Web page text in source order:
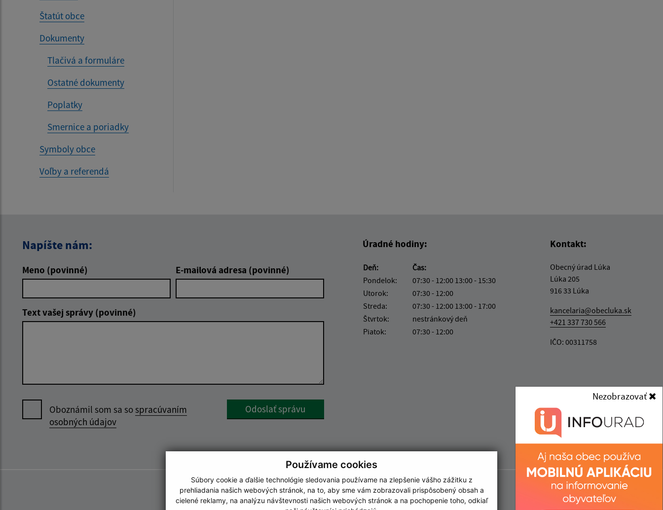
Používame cookies
Súbory cookie a ďalšie technológie sledovania používame na zlepšenie vášho zážitku z
prehliadania našich webových stránok, na to, aby sme vám zobrazovali prispôsobený obsah a
cielené reklamy, na analýzu návštevnosti našich webových stránok a na pochopenie toho, odkiaľ
Štatút obce
Dokumenty
Tlačivá a formuláre
Ostatné dokumenty
Poplatky
Smernice a poriadky
Symboly obce
Voľby a referendá
Napíšte nám:
Meno (povinné) E-mailová adresa (povinné)
Text vašej správy (povinné)
Oboznámil som sa sospracúvaním
osobných údajov
Odoslať správu
Úradné hodiny:
Deň:
Čas:
Pondelok:
07:30 - 12:00 13:00 - 15:30
Utorok:
07:30 - 12:00
Streda:
07:30 - 12:00 13:00 - 17:00
Štvrtok:
nestránkový deň
Piatok:
07:30 - 12:00
Kontakt:
Obecný úrad Lúka
Lúka 205
916 33 Lúka
kancelaria@obecluka.sk
+421 337 730 566
IČO: 00311758
Nezobrazovať